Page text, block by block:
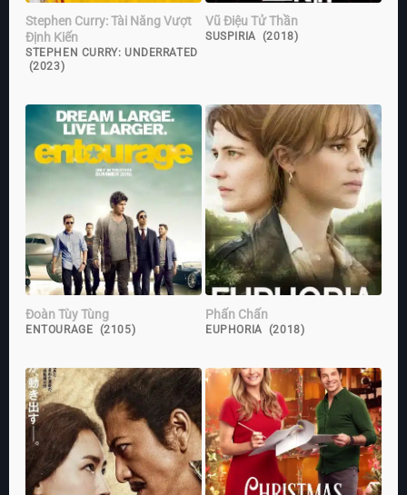
Stephen Curry: Tài Năng Vượt
Định Kiến
STEPHEN CURRY: UNDERRATED
(2023)
Vũ Điệu Tử Thần
SUSPIRIA (2018)
Đoàn Tùy Tùng
ENTOURAGE (2105)
Phấn Chấn
EUPHORIA (2018)